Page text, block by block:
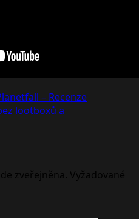
– Recenze
lootboxů a
zveřejněna. Vyžadované